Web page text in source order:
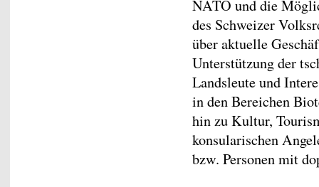
NATO und die
des Schweizer
über aktuelle
Unterstützung der
Landsleute und
in den Bereichen
hin zu Kultur,
konsularischen
bzw. Personen mit